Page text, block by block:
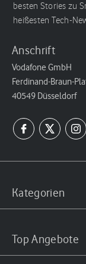
besten Stories zu
heißesten Tech-
Anschrift
Vodafone GmbH
Ferdinand-Braun-
40549 Düsseldorf
Kategorien
Top Angebote